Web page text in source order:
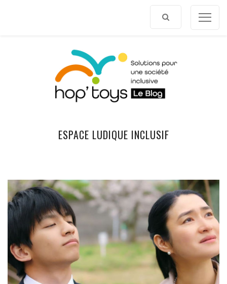
ESPACE LUDIQUE INCLUSIF